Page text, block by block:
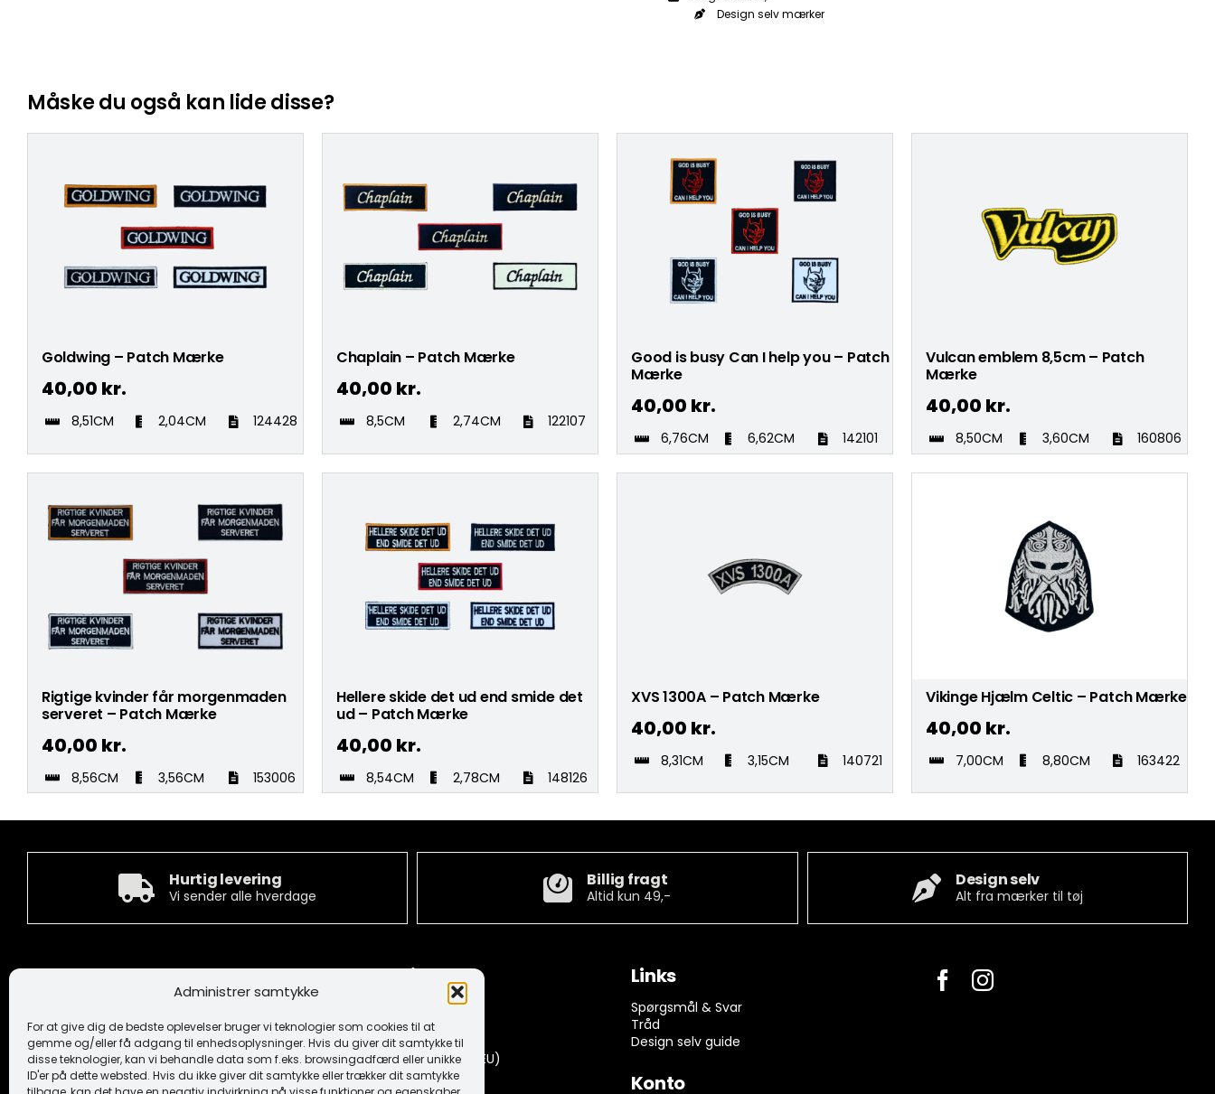
Administrer samtykke
For at give dig de bedste oplevelser bruger vi teknologier som cookies til at
gemme og/eller få adgang til enhedsoplysninger. Hvis du giver dit samtykke til
disse teknologier, kan vi behandle data som f.eks. browsingadfærd eller unikke
ID'er på dette websted. Hvis du ikke giver dit samtykke eller trækker dit samtykke
Design selv mærker
Måske du også kan lide disse?
Goldwing – Patch Mærke
40,00 kr.
8,51CM 2,04CM 124428
Chaplain – Patch Mærke
40,00 kr.
8,5CM 2,74CM 122107
Good is busy Can I help you – Patch
Mærke
40,00 kr.
6,76CM 6,62CM 142101
Vulcan emblem 8,5cm – Patch
Mærke
40,00 kr.
8,50CM 3,60CM 160806
Rigtige kvinder får morgenmaden
serveret – Patch Mærke
40,00 kr.
8,56CM 3,56CM 153006
Hellere skide det ud end smide det
ud – Patch Mærke
40,00 kr.
8,54CM 2,78CM 148126
XVS 1300A – Patch Mærke
40,00 kr.
8,31CM 3,15CM 140721
Vikinge Hjælm Celtic – Patch Mærke
40,00 kr.
7,00CM 8,80CM 163422
Hurtig levering
Vi sender alle hverdage
Billig fragt
Altid kun 49,-
Design selv
Alt fra mærker til tøj
Kontakt
Løhdesvej 6
7442 Engesvang
+45 86 86 40 55
camee@broderi.dk
Information
Handelsbetingelser
Ansvarsfraskrivelse
Cookiepolitik (EU)
Fortrolighedserklæring (EU)
Logo
Links
Spørgsmål & Svar
Tråd
Design selv guide
Konto